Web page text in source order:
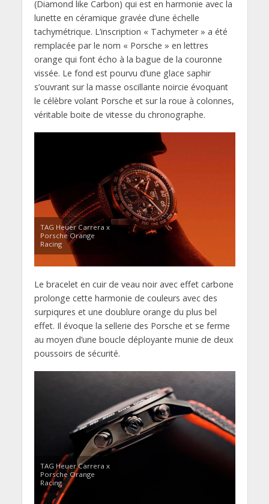
(Diamond like Carbon) qui est en harmonie avec la
lunette en céramique gravée d’une échelle
tachymétrique. L’inscription « Tachymeter » a été
remplacée par le nom « Porsche » en lettres
orange qui font écho à la bague de la couronne
vissée. Le fond est pourvu d’une glace saphir
s’ouvrant sur la masse oscillante noircie évoquant
le célèbre volant Porsche et sur la roue à colonnes,
véritable boite de vitesse du chronographe.
TAG Heuer Carrera x
Porsche Orange
Racing
Le bracelet en cuir de veau noir avec effet carbone
prolonge cette harmonie de couleurs avec des
surpiqures et une doublure orange du plus bel
effet. Il évoque la sellerie des Porsche et se ferme
au moyen d’une boucle déployante munie de deux
poussoirs de sécurité.
TAG Heuer Carrera x
Porsche Orange
Racing